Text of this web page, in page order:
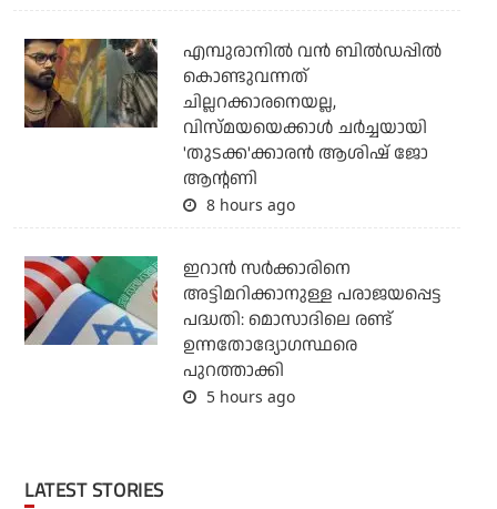
എമ്പുരാനില്‍ വന്‍ ബില്‍ഡപ്പില്‍
കൊണ്ടുവന്നത്
ചില്ലറക്കാരനെയല്ല,
വിസ്മയയെക്കാള്‍ ചര്‍ച്ചയായി
'തുടക്ക'ക്കാരന്‍ ആശിഷ് ജോ
ആന്റണി
8 hours ago
ഇറാന്‍ സര്‍ക്കാരിനെ
അട്ടിമറിക്കാനുള്ള പരാജയപ്പെട്ട
പദ്ധതി: മൊസാദിലെ രണ്ട്
ഉന്നതോദ്യോഗസ്ഥരെ
പുറത്താക്കി
5 hours ago
LATEST STORIES